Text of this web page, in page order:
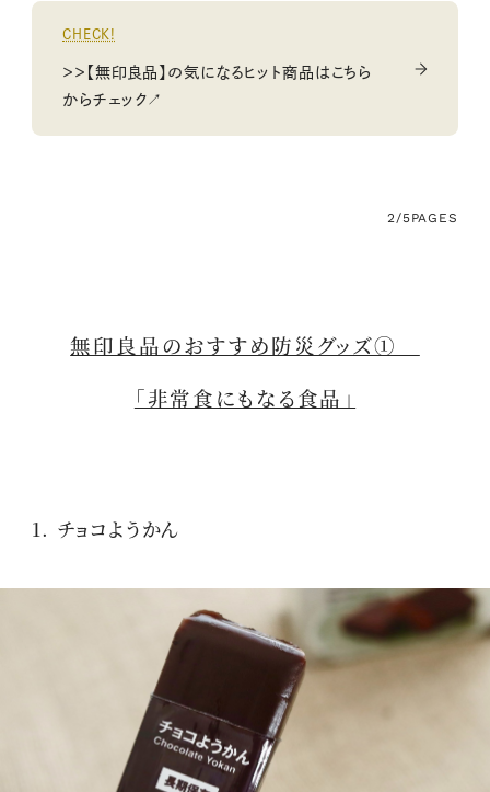
CHECK!
＞＞【無印良品】の気になるヒット商品はこちら
からチェック↗
2/5PAGES
無印良品のおすすめ防災グッズ①
「非常食にもなる食品」
1. チョコようかん